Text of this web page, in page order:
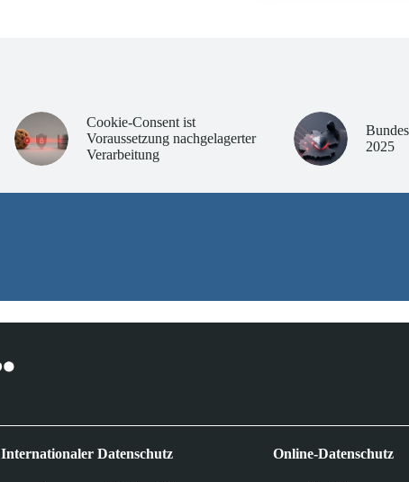
Cookie-Consent ist
Voraussetzung nachgelagerter
Verarbeitung
2025
Internationaler Datenschutz Online-Datenschutz